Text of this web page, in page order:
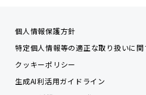
個人情報保護方針
特定個人情報等の適正な取り扱いに
クッキーポリシー
生成AI利活用ガイドライン